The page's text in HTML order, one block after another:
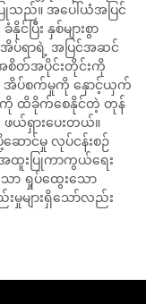
သည်။ အပေါ်ယံအပြင်
ပြီး နှစ်များစွာ
အိပ်ရာရဲ့ အပြင်အဆင်
စိတ်အပိုင်းတိုင်းကို
အိပ်စက်မှုကို နှောင့်ယှက်
ကို ထိခိုက်စေနိုင်တဲ့ တုန်
ယ်ရှားပေးတယ်။
ောင်မှု လုပ်ငန်းစဉ်
ထူးပြုကာကွယ်ရေး
ာ ရှုပ်ထွေးသော
မှုများရှိသော်လည်း